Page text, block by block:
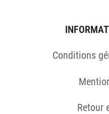
Conditions
Retour